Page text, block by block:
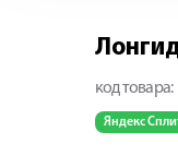
код товара:
Яндекс